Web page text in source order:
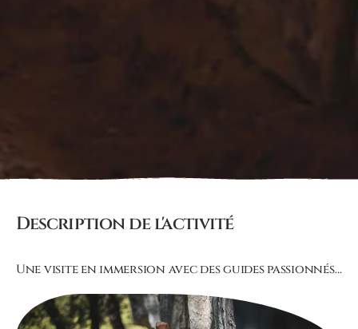
Description de l'activité
Une visite en immersion avec des guides passionnés…